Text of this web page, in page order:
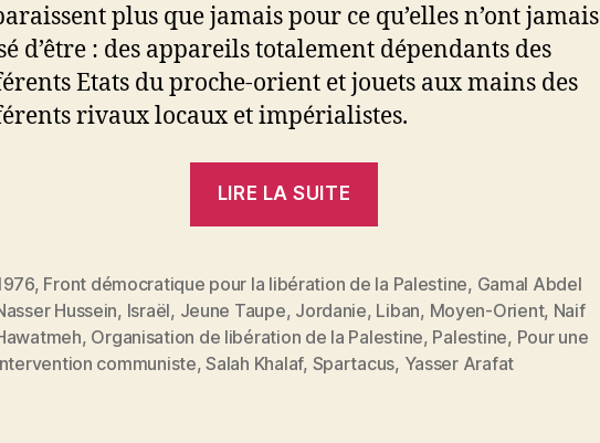
plus que jamais pour ce qu’elles n’ont jamais
d’être : des appareils totalement dépendants des
Etats du proche-orient et jouets aux mains des
rivaux locaux et impérialistes.
LIRE LA SUITE
La
résistance
palestinienne
, Front démocratique pour la libération de la Palestine, Gamal Abdel
Hussein, Israël, Jeune Taupe, Jordanie, Liban, Moyen-Orient, Naif
, Organisation de libération de la Palestine, Palestine, Pour une
communiste,Salah Khalaf, Spartacus, Yasser Arafat